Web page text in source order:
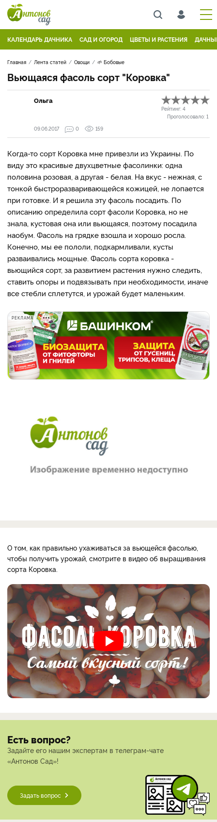
КАЛЕНДАРЬ ДАЧНИКА САД И ОГОРОД ЦВЕТЫ И РАСТЕНИЯ
Главная Лента статей Овощи 🌱 Бобовые
Вьющаяся фасоль сорт "Коровка"
Ольга
Рейтинг: 4
Проголосовало: 1
09.06.2017
0 159
Когда-то сорт Коровка мне привезли из Украины. По
виду это красивые двухцветные фасолинки: одна
половина розовая, а другая - белая. На вкус - нежная, с
тонкой быстроразваривающейся кожицей, не лопается
при готовке. И я решила эту фасоль посадить. По
описанию определила сорт фасоли Коровка, но не
знала, кустовая она или вьющаяся, поэтому посадила
наобум. Фасоль на грядке взошла и хорошо росла.
Конечно, мы ее пололи, подкармливали, кусты
разваивались мощные. Фасоль сорта коровка -
вьющийся сорт, за развитием растения нужно следить,
ставить опоры и подвязывать при необходимости, иначе
все стебли сплетутся, и урожай будет маленьким.
РЕКЛАМА
О том, как правильно ухаживаться за вьющейся фасолью,
чтобы получить урожай, смотрите в видео об выращивания
сорта Коровка.
Есть вопрос?
Задайте его нашим экспертам в телеграм-чате
«Антонов Сад»!
Задать вопрос